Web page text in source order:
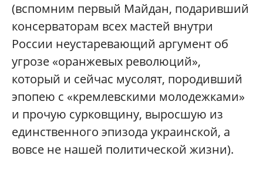
(вспомним первый Майдан, подаривший
консерваторам всех мастей внутри
России неустаревающий аргумент об
угрозе «оранжевых революций»,
который и сейчас мусолят, породивший
эпопею с «кремлевскими молодежками»
и прочую сурковщину, выросшую из
единственного эпизода украинской, а
вовсе не нашей политической жизни).